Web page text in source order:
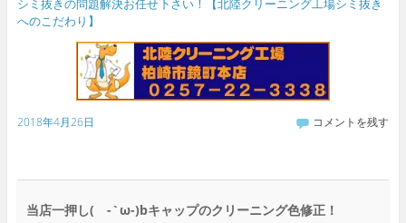
シミ抜きの問題解決お任せ下さい！【北陸クリーニング工場シミ抜き
へのこだわり】
2018年4月26日 コメントを残す
当店一押し( -`ω-)bキャップのクリーニング色修正！